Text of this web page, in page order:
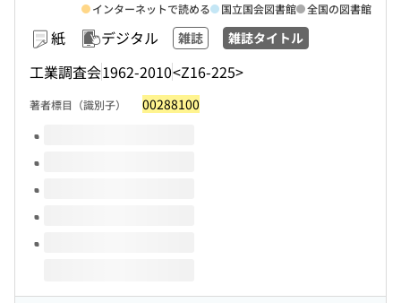
紙 デジタル 雑誌 雑誌タイトル
工業調査会1962-2010<Z16-225>
インターネットで読める 国立国会図書館 全国の図書館
著者標目（識別子） 00288100
このタイトルの巻号